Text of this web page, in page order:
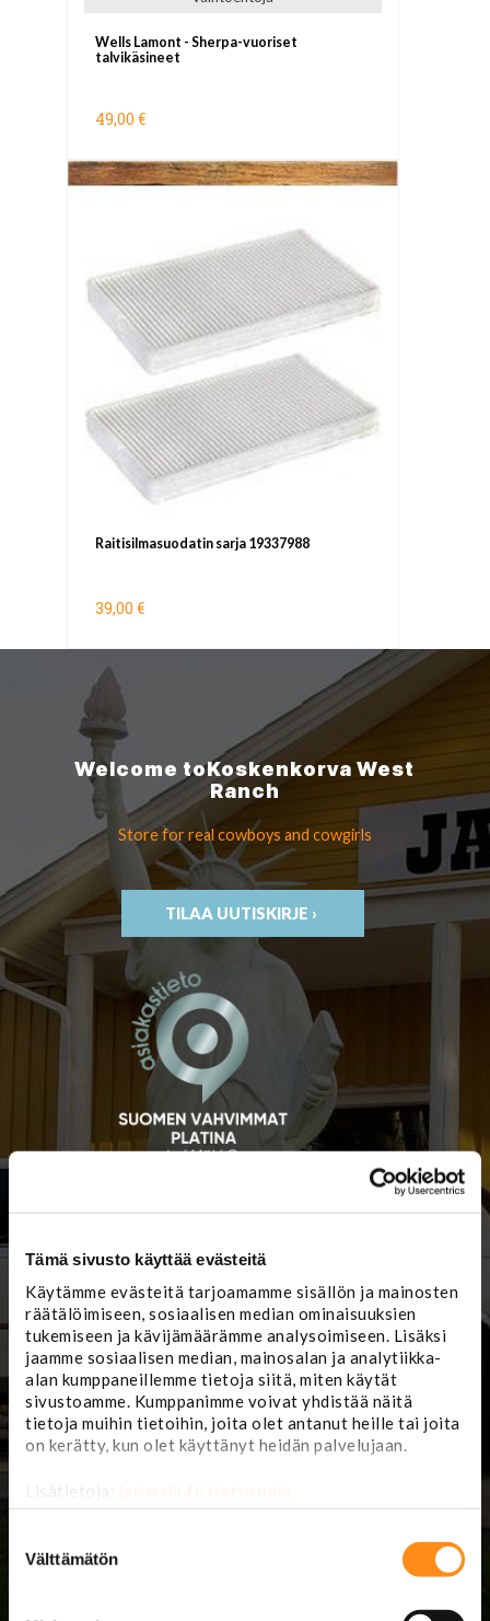
Tämä sivusto käyttää evästeitä
Käytämme evästeitä tarjoamamme sisällön ja mainosten
räätälöimiseen, sosiaalisen median ominaisuuksien
tukemiseen ja kävijämäärämme analysoimiseen. Lisäksi
jaamme sosiaalisen median, mainosalan ja analytiikka-
alan kumppaneillemme tietoja siitä, miten käytät
sivustoamme. Kumppanimme voivat yhdistää näitä
tietoja muihin tietoihin, joita olet antanut heille tai joita
on kerätty, kun olet käyttänyt heidän palvelujaan.
Lisätietoja: jarimaki.fi/tietosuoja
valinta
Välttämätön
Wells Lamont - Sherpa-vuoriset
talvikäsineet
49,00 €
Raitisilmasuodatin sarja 19337988
39,00 €
Welcome toKoskenkorvaWest
Ranch
Store for real cowboys and cowgirls
TILAA UUTISKIRJE ›
Lännentie 5
61330 Koskenkorva
karttasovellukseen:
Lasipajantie 5)
korjaamon
ajanvaraus:
(06) 4229 888
mail@jarimaki.fi
Myymälä avoinna
ma-pe 8-17
la 9-14
Kesän 2026
poikkeusaukioloaikoja:
la 1.8. 9-16
Huoltokorjaamo
avoinna
ma-pe 8.00-16.30